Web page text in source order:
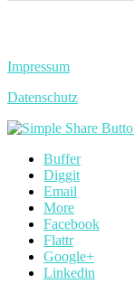
Impressum
Datenschutz
Buffer
Diggit
Email
More
Facebook
Flattr
Google+
Linkedin